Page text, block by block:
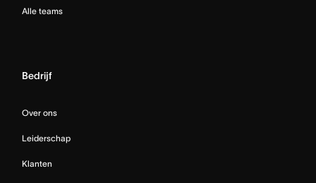
Alle teams
Bedrijf
Over ons
Leiderschap
Klanten